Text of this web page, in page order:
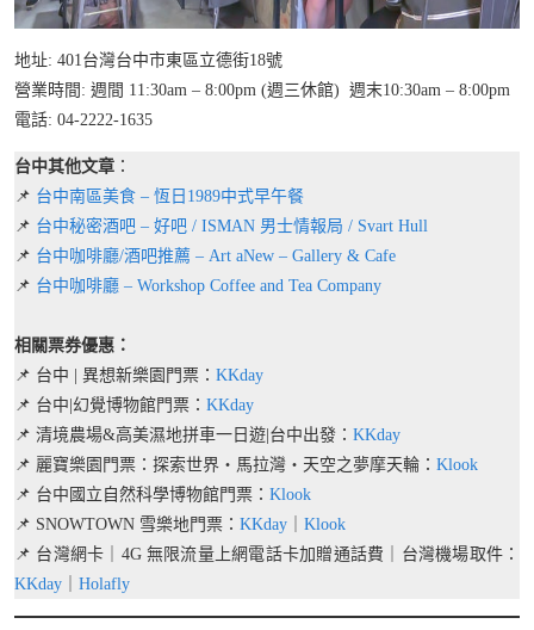
地址: 401台灣台中市東區立德街18號
營業時間: 週間 11:30am – 8:00pm (週三休館) 週末10:30am – 8:00pm
電話: 04-2222-1635
台中其他文章 ：
📌 台中南區美食 – 恆日1989中式早午餐
📌 台中秘密酒吧 – 好吧 / ISMAN 男士情報局 / Svart Hull
📌 台中咖啡廳/酒吧推薦 – Art aNew – Gallery & Cafe
📌 台中咖啡廳 – Workshop Coffee and Tea Company
相關票券優惠：
📌 台中 | 異想新樂園門票： KKday
📌 台中|幻覺博物館門票： KKday
📌 清境農場&高美濕地拼車一日遊|台中出發： KKday
📌 麗寶樂園門票：探索世界・馬拉灣・天空之夢摩天輪： Klook
📌 台中國立自然科學博物館門票： Klook
📌 SNOWTOWN 雪樂地門票： KKday
Klook
📌 台灣網卡｜4G 無限流量上網電話卡加贈通話費｜台灣機場取件：
KKday
Holafly